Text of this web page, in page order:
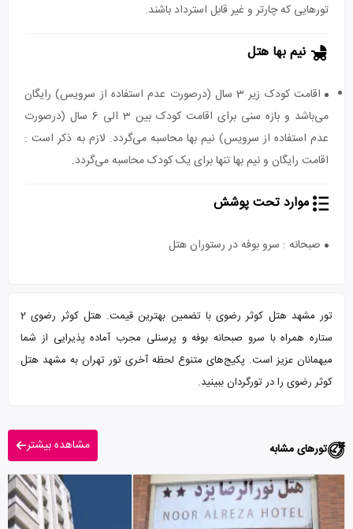
تورهایی که چارتر و غیر قابل استرداد باشند.
نیم بها هتل
اقامت کودک زیر 3 سال (درصورت عدم استفاده از سرویس) رایگان
می‌باشد و بازه سنی برای اقامت کودک بین 3 الی 6 سال (درصورت
عدم استفاده از سرویس) نیم بها محاسبه می‌گردد. لازم به ذکر است :
اقامت رایگان و نیم بها تنها برای یک کودک محاسبه می‌گردد.
موارد تحت پوشش
صبحانه : سرو بوفه در رستوران هتل
تور مشهد هتل کوثر رضوی با تضمین بهترین قیمت. هتل کوثر رضوی 2
ستاره همراه با سرو صبحانه بوفه و پرسنلی مجرب آماده پذیرایی از شما
میهمانان عزیز است. پکیج‌های متنوع لحظه آخری تور تهران به مشهد هتل
کوثر رضوی را در تورگردان ببینید.
تورهای مشابه مشاهده بیشتر